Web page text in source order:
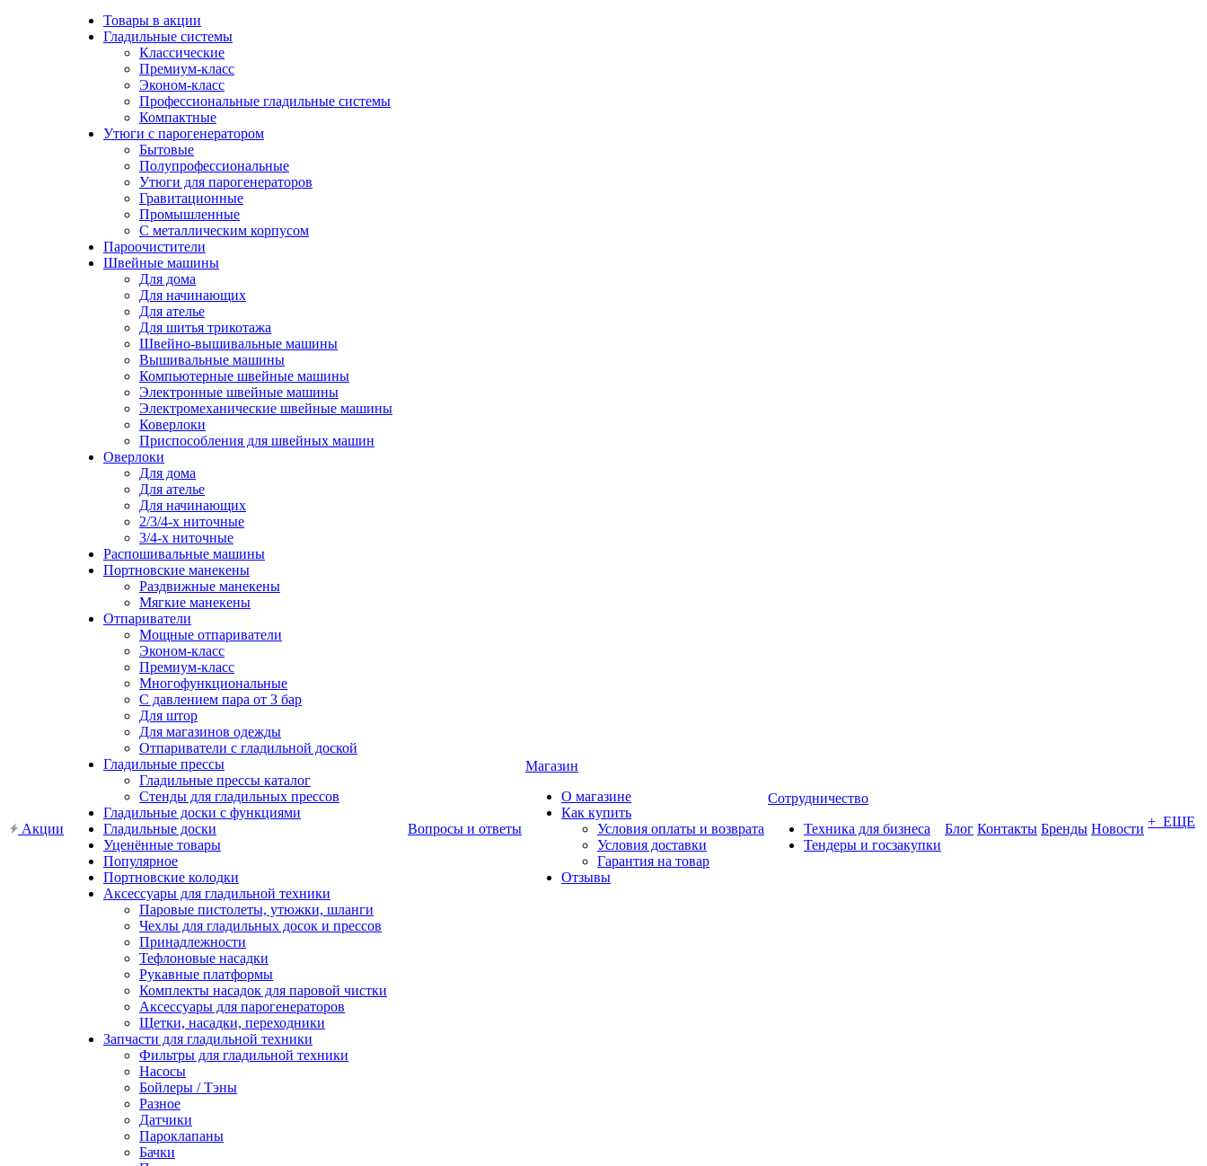
Акции
Товары в акции
Гладильные системы
Классические
Премиум-класс
Эконом-класс
Профессиональные гладильные системы
Компактные
Утюги с парогенератором
Бытовые
Полупрофессиональные
Утюги для парогенераторов
Гравитационные
Промышленные
С металлическим корпусом
Пароочистители
Швейные машины
Для дома
Для начинающих
Для ателье
Для шитья трикотажа
Швейно-вышивальные машины
Вышивальные машины
Компьютерные швейные машины
Электронные швейные машины
Электромеханические швейные машины
Коверлоки
Приспособления для швейных машин
Оверлоки
Для дома
Для ателье
Для начинающих
2/3/4-х ниточные
3/4-х ниточные
Распошивальные машины
Портновские манекены
Раздвижные манекены
Мягкие манекены
Отпариватели
Мощные отпариватели
Эконом-класс
Премиум-класс
Многофункциональные
С давлением пара от 3 бар
Для штор
Для магазинов одежды
Отпариватели с гладильной доской
Гладильные прессы
Гладильные прессы каталог
Стенды для гладильных прессов
Гладильные доски с функциями
Гладильные доски
Уценённые товары
Популярное
Портновские колодки
Аксессуары для гладильной техники
Паровые пистолеты, утюжки, шланги
Чехлы для гладильных досок и прессов
Принадлежности
Тефлоновые насадки
Рукавные платформы
Комплекты насадок для паровой чистки
Аксессуары для парогенераторов
Щетки, насадки, переходники
Запчасти для гладильной техники
Фильтры для гладильной техники
Насосы
Бойлеры / Тэны
Разное
Датчики
Пароклапаны
Бачки
Вопросы и ответы
Магазин
О магазине
Как купить
Условия оплаты и возврата
Условия доставки
Гарантия на товар
Отзывы
Сотрудничество
Техника для бизнеса
Тендеры и госзакупки
Блог Контакты Бренды Новости + ЕЩЕ